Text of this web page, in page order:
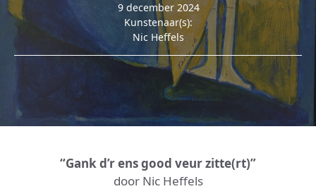
9 december 2024
Kunstenaar(s):
Nic Heffels
“Gank d’r ens good veur zitte(rt)”
door Nic Heffels